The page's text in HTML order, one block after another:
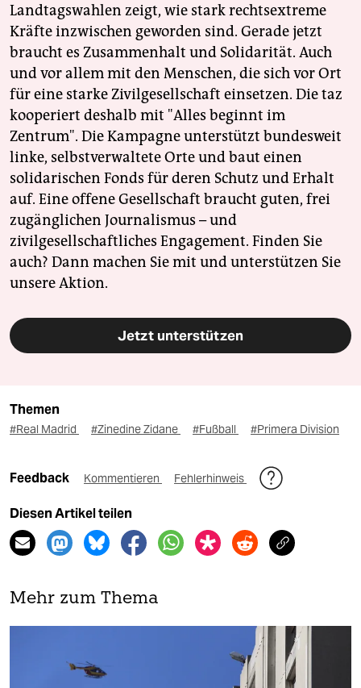
Landtagswahlen zeigt, wie stark rechtsextreme
Kräfte inzwischen geworden sind. Gerade jetzt
braucht es Zusammenhalt und Solidarität. Auch
und vor allem mit den Menschen, die sich vor Ort
für eine starke Zivilgesellschaft einsetzen. Die taz
kooperiert deshalb mit "Alles beginnt im
Zentrum". Die Kampagne unterstützt bundesweit
linke, selbstverwaltete Orte und baut einen
solidarischen Fonds für deren Schutz und Erhalt
auf. Eine offene Gesellschaft braucht guten, frei
zugänglichen Journalismus – und
zivilgesellschaftliches Engagement. Finden Sie
auch? Dann machen Sie mit und unterstützen Sie
unsere Aktion.
Jetzt unterstützen
Themen
#Real Madrid #Zinedine Zidane #Fußball #Primera Division
Feedback Kommentieren Fehlerhinweis
Diesen Artikel teilen
Mehr zum Thema